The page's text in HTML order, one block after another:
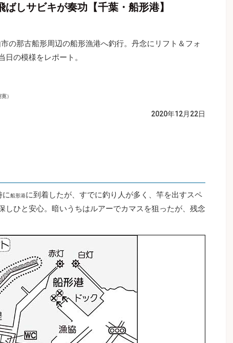
しサビキが奏功【千葉・船形港】
の那古船形周辺の船形漁港へ釣行。丹念にリフト＆フォ
の模様をレポート。
）
2020年12月22日
に船形港に到着したが、すでに釣り人が多く、竿を出すスペ
しひと安心。暗いうちはルアーでカマスを狙ったが、残念